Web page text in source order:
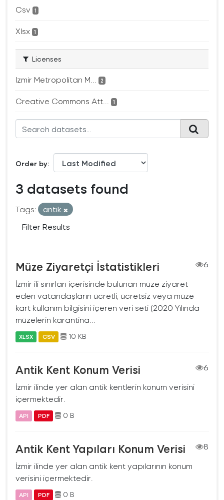
Csv 1
Xlsx 1
Licenses
Izmir Metropolitan M... 2
Creative Commons Att... 1
Order by
3 datasets found
Tags:
antik
Filter Results
Müze Ziyaretçi İstatistikleri
6
İzmir ili sınırları içerisinde bulunan müze ziyaret
eden vatandaşların ücretli, ücretsiz veya müze
kart kullanım bilgisini içeren veri seti (2020 Yılında
müzelerin karantina...
XLSX CSV 10 KB
Antik Kent Konum Verisi
6
İzmir ilinde yer alan antik kentlerin konum verisini
içermektedir.
API PDF 0 B
Antik Kent Yapıları Konum Verisi
8
İzmir ilinde yer alan antik kent yapılarının konum
verisini içermektedir.
API PDF 0 B